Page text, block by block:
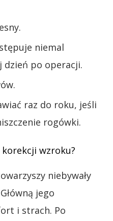
niemal
dzień po operacji.
raz do roku, jeśli
rogówki.
korekcji wzroku?
niebywały
jego
i strach. Po